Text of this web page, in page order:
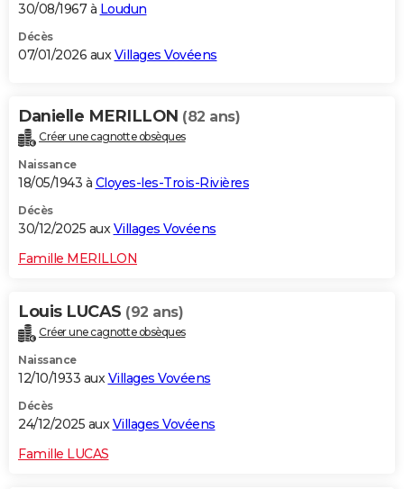
30/08/1967 à Loudun
Décès
07/01/2026 auxVillages Vovéens
Danielle MERILLON (82 ans)
Créer une cagnotte obsèques
Naissance
18/05/1943 à Cloyes-les-Trois-Rivières
Décès
30/12/2025 auxVillages Vovéens
Famille MERILLON
Louis LUCAS (92 ans)
Créer une cagnotte obsèques
Naissance
12/10/1933 auxVillages Vovéens
Décès
24/12/2025 auxVillages Vovéens
Famille LUCAS